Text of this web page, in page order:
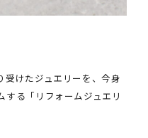
受けたジュエリーを、今身
する「リフォームジュエリ